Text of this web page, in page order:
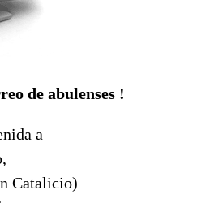
de abulenses !
a
Catalicio)